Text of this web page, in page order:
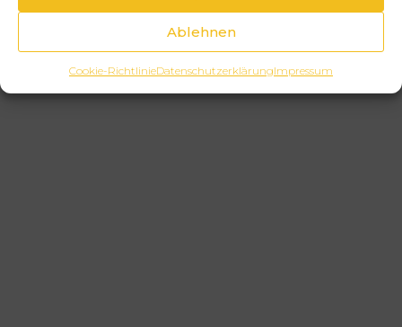
Ablehnen
Cookie-RichtlinieDatenschutzerklärungImpressum